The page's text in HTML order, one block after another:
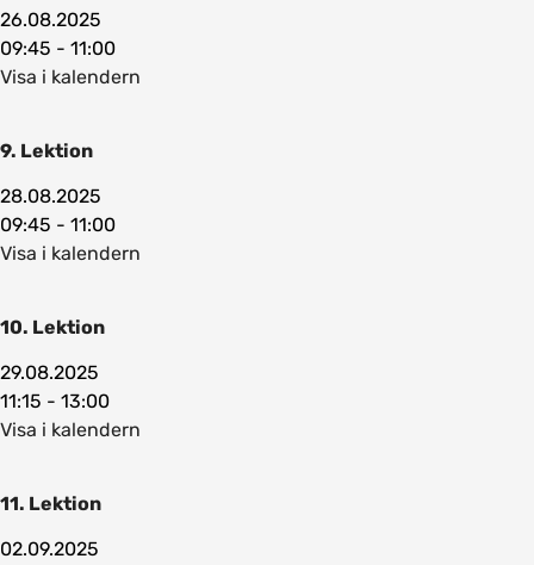
26.08.2025
09:45 - 11:00
Visa i kalendern
9. Lektion
28.08.2025
09:45 - 11:00
Visa i kalendern
10. Lektion
29.08.2025
11:15 - 13:00
Visa i kalendern
11. Lektion
02.09.2025